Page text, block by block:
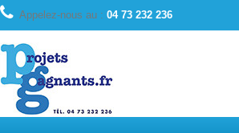
Appelez-nous au : 04 73 232 236